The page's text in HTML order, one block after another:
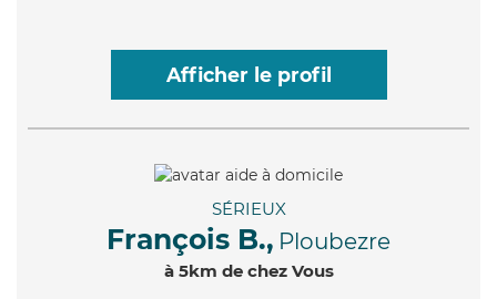
Afficher le profil
SÉRIEUX
François B., Ploubezre
à 5km de chez Vous